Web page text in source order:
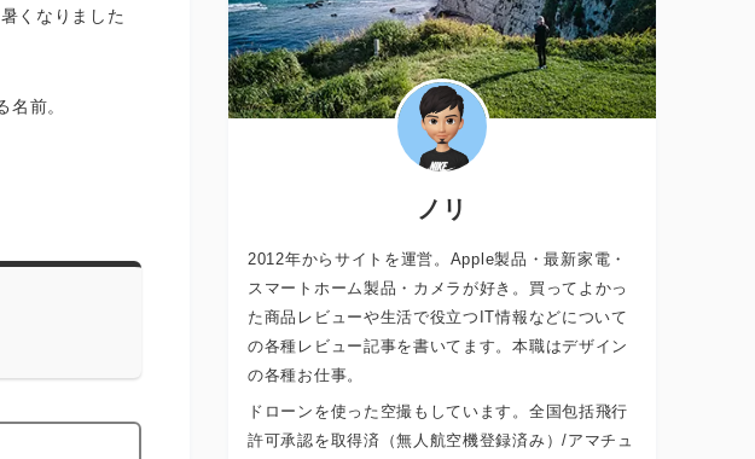
くなりました
前。
ノリ
2012年からサイトを運営。Apple製品・最新家電・
スマートホーム製品・カメラが好き。買ってよかっ
た商品レビューや生活で役立つIT情報などについて
の各種レビュー記事を書いてます。本職はデザイン
の各種お仕事。
ドローンを使った空撮もしています。全国包括飛行
許可承認を取得済（無人航空機登録済み）/アマチュ